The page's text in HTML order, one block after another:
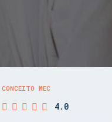
CONCEITO MEC
4.0